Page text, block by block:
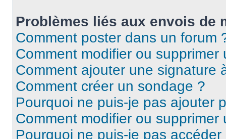
Problèmes liés aux envois de
Comment poster dans un forum
Comment modifier ou supprimer
Comment ajouter une signature
Comment créer un sondage ?
Pourquoi ne puis-je pas ajouter
Comment modifier ou supprimer
Pourquoi ne puis-je pas